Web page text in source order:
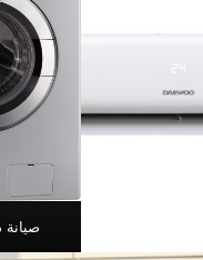
صيانة